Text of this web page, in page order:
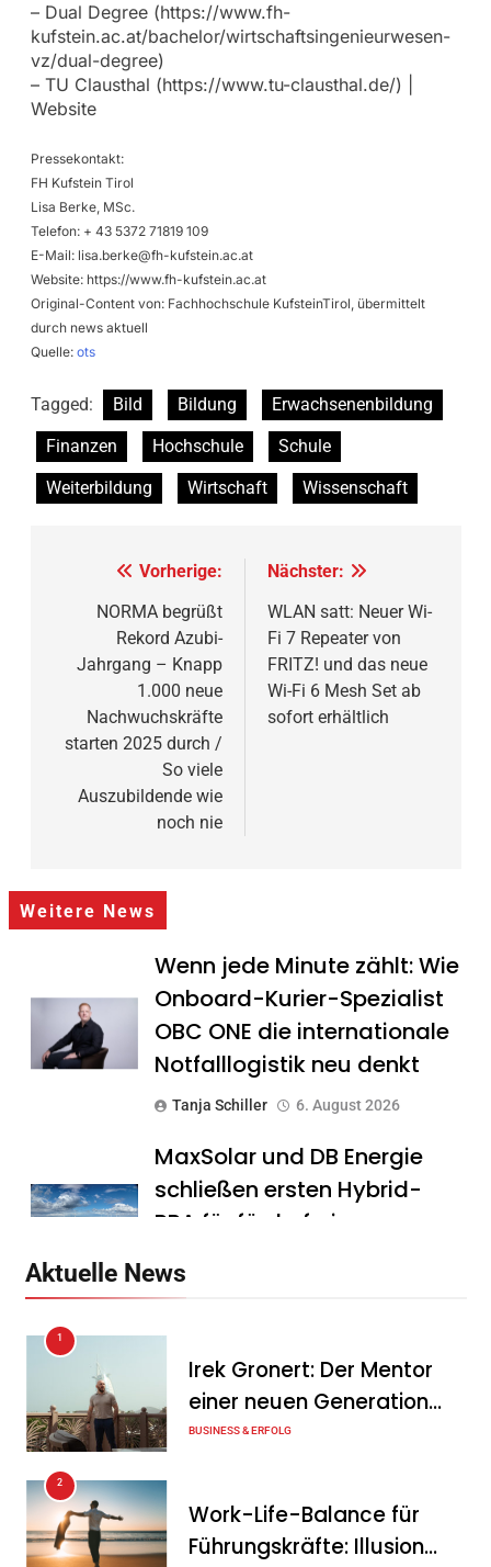
– Dual Degree (https://www.fh-
kufstein.ac.at/bachelor/wirtschaftsingenieurwesen-
vz/dual-degree)
– TU Clausthal (https://www.tu-clausthal.de/) |
Website
Pressekontakt:
FH Kufstein Tirol
Lisa Berke, MSc.
Telefon: + 43 5372 71819 109
E-Mail: lisa.berke@fh-kufstein.ac.at
Website: https://www.fh-kufstein.ac.at
Original-Content von: Fachhochschule KufsteinTirol, übermittelt
durch news aktuell
Quelle: ots
Tagged: Bild Bildung
Erwachsenenbildung
Finanzen
Hochschule
Schule
Weiterbildung
Wirtschaft Wissenschaft
Beitragsnavigation
Vorherige:
NORMA begrüßt
Rekord Azubi-
Jahrgang – Knapp
1.000 neue
Nachwuchskräfte
starten 2025 durch /
So viele
Auszubildende wie
noch nie
Nächster:
WLAN satt: Neuer Wi-
Fi 7 Repeater von
FRITZ! und das neue
Wi-Fi 6 Mesh Set ab
sofort erhältlich
Weitere News
Wenn jede Minute zählt: Wie
Onboard-Kurier-Spezialist
OBC ONE die internationale
Notfalllogistik neu denkt
Tanja Schiller 6. August 2026
MaxSolar und DB Energie
schließen ersten Hybrid-
PPA für förderfreie
Tanja Schiller
Geschäftsverlauf im
zweiten Quartal
Intersolar-Trend 2026:
Warum Batteriespeicher
Aktuelle News
1
Irek Gronert: Der Mentor
einer neuen Generation
von Unternehmern
BUSINESS & ERFOLG
2
Work-Life-Balance für
Führungskräfte: Illusion